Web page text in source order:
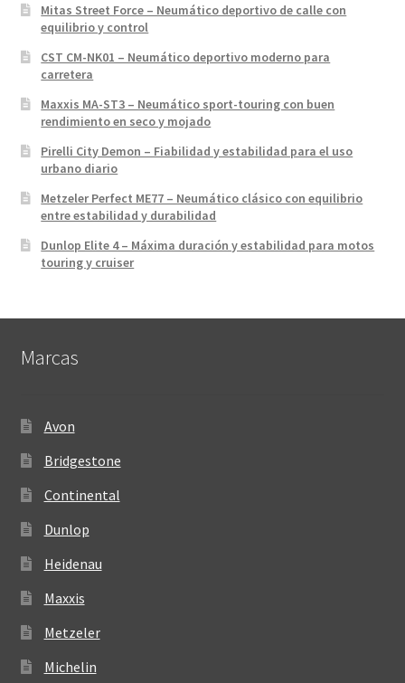
Mitas Street Force – Neumático deportivo de calle con
equilibrio y control
CST CM-NK01 – Neumático deportivo moderno para
carretera
Maxxis MA-ST3 – Neumático sport-touring con buen
rendimiento en seco y mojado
Pirelli City Demon – Fiabilidad y estabilidad para el uso
urbano diario
Metzeler Perfect ME77 – Neumático clásico con equilibrio
entre estabilidad y durabilidad
Dunlop Elite 4 – Máxima duración y estabilidad para motos
touring y cruiser
Marcas
Avon
Bridgestone
Continental
Dunlop
Heidenau
Maxxis
Metzeler
Michelin